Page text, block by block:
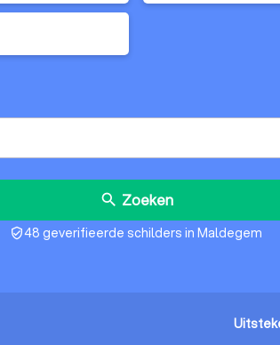
search Zoeken
verified_user48 geverifieerde schilders in Maldegem